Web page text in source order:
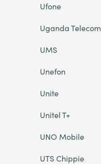
Ufone
Uganda Telecom
UMS
Unefon
Unite
Unitel T+
UNO Mobile
UTS Chippie